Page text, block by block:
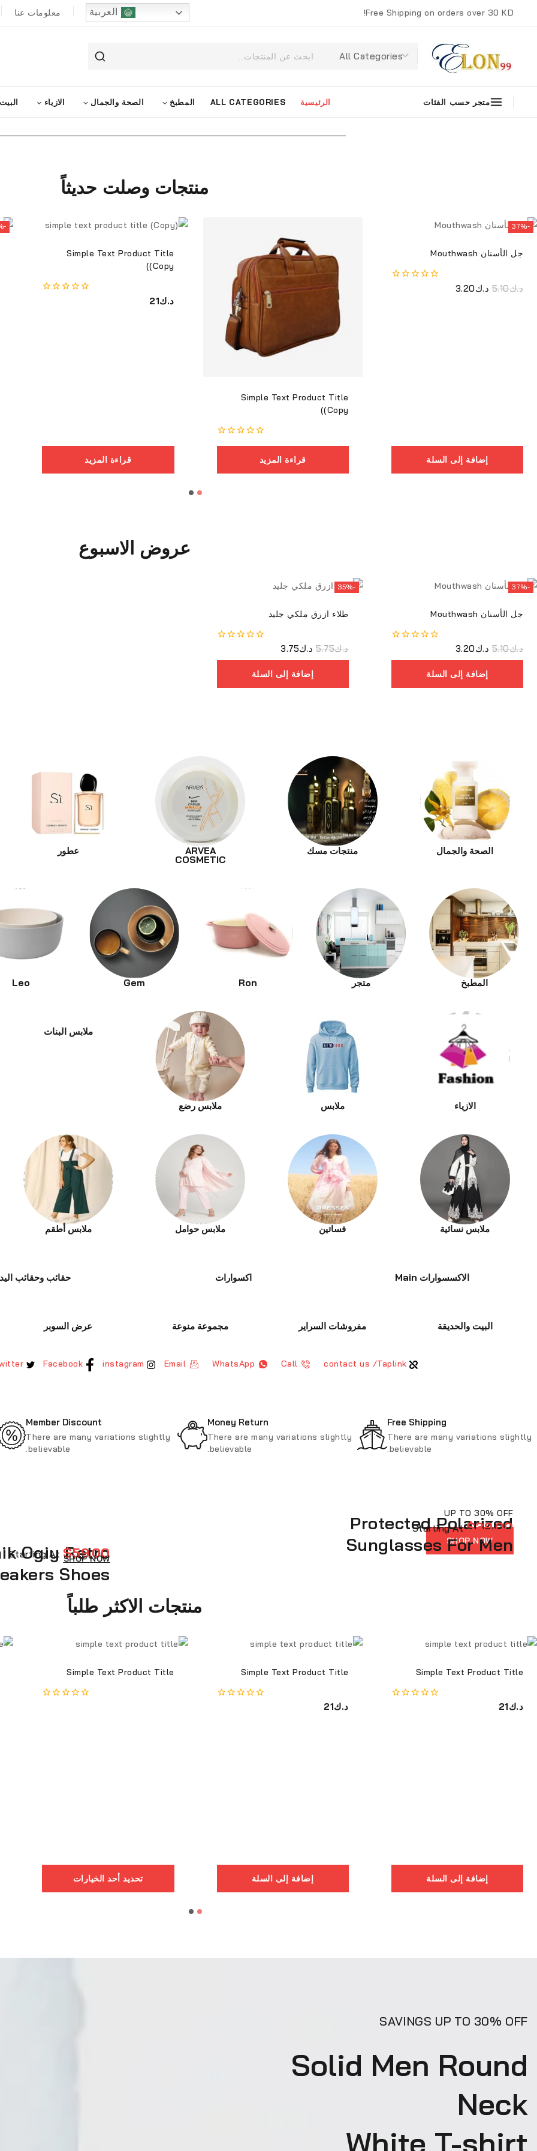
Free Shipping on orders over 30 KD! العربية معلومات عنا
متجر حسب الفئات الرئيسية ALL CATEGORIES المطبخ الصحة والجمال الازياء
منتجات وصلت حديثاً
-37%
جل الأسنان Mouthwash
د.ك5.10 د.ك3.20
إضافة إلى السلة
Simple Text Product Title
(Copy)
قراءة المزيد
Simple Text Product Title
(Copy)
د.ك21
قراءة المزيد
-35%
عروض الاسبوع
-37%
جل الأسنان Mouthwash
د.ك5.10 د.ك3.20
إضافة إلى السلة
-35%
طلاء ازرق ملكي جليد
د.ك5.75 د.ك3.75
إضافة إلى السلة
الصحة والجمال منتجات مسك ARVEA
COSMETIC
عطور
المطبخ متجر Ron
Gem
Leo
الازياء ملابس ملابس رضع
ملابس البنات
ملابس نسائية فساتين ملابس حوامل ملابس أطقم
الاكسسوارات Main اكسوارات حقائب وحقائب اليد
البيت والحديقة مفروشات السراير مجموعة منوعة عرض السوبر
contact us /Taplink
instagram
Free Shipping
There are many variations slightly
believable.
Money Return
There are many variations slightly
believable.
Member Discount
There are many variations slightly
believable.
SHOP NOW
UP TO 30% OFF
Protected Polarized
Sunglasses For Men
Starting At$39.00
Ogiy Retro
Shoes
Starting At $59.00
SHOP NOW
منتجات الاكثر طلباً
Simple Text Product Title
د.ك21
إضافة إلى السلة
Simple Text Product Title
د.ك21
إضافة إلى السلة
Simple Text Product Title
تحديد أحد الخيارات
SAVINGS UP TO 30% OFF
Solid Men Round
Neck
White T-shirt